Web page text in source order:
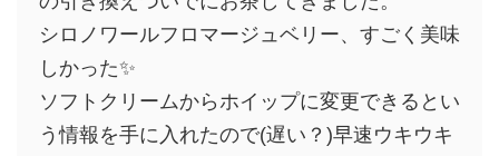
シロノワールフロマージュベリー、すごく美味
しかった✨
ソフトクリームからホイップに変更できるとい
う情報を手に入れたので(遅い？)早速ウキウキ